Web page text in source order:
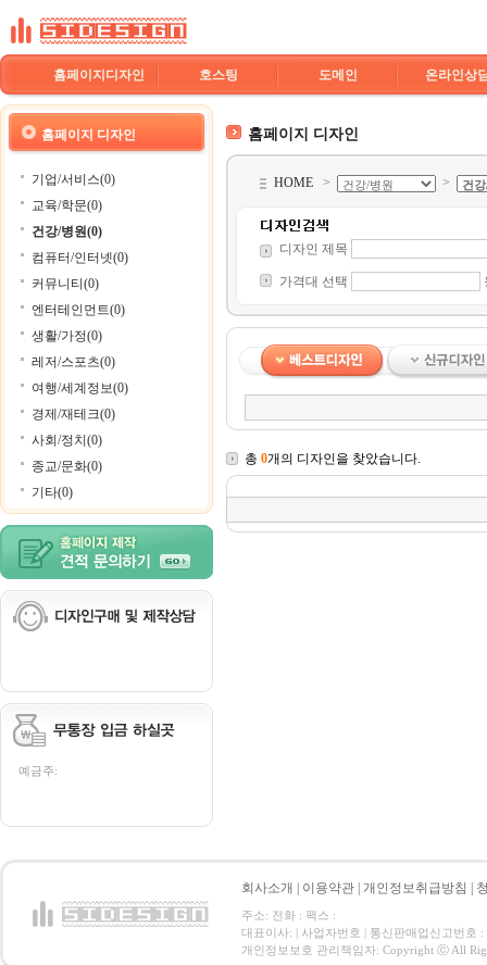
홈페이지디자인 호스팅 도메인 온라인상
홈페이지 디자인
기업/서비스(0)
교육/학문(0)
건강/병원(0)
컴퓨터/인터넷(0)
커뮤니티(0)
엔터테인먼트(0)
생활/가정(0)
레저/스포츠(0)
여행/세계정보(0)
경제/재테크(0)
사회/정치(0)
종교/문화(0)
기타(0)
예금주:
홈페이지 디자인
HOME > >
디자인 제목
가격대 선택
총 0개의 디자인을 찾았습니다.
회사소개 이용약관 개인정보취급방침
주소: 전화 : 팩스 :
대표이사: | 사업자번호 | 통신판매업신고번호 :
개인정보보호 관리책임자: Copyright ⓒ All